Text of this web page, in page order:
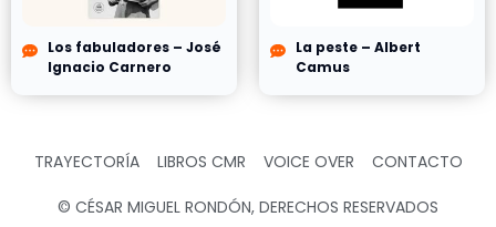
Los fabuladores – José
Ignacio Carnero
La peste – Albert
Camus
TRAYECTORÍA LIBROS CMR VOICE OVER CONTACTO
© CÉSAR MIGUEL RONDÓN, DERECHOS RESERVADOS